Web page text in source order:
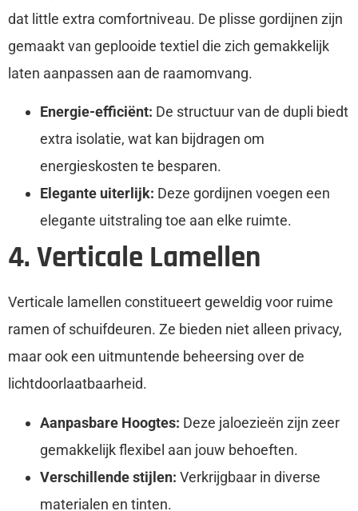
dat little extra comfortniveau. De plisse gordijnen zijn
gemaakt van geplooide textiel die zich gemakkelijk
laten aanpassen aan de raamomvang.
Energie-efficiënt: De structuur van de dupli biedt
extra isolatie, wat kan bijdragen om
energieskosten te besparen.
Elegante uiterlijk: Deze gordijnen voegen een
elegante uitstraling toe aan elke ruimte.
4. Verticale Lamellen
Verticale lamellen constitueert geweldig voor ruime
ramen of schuifdeuren. Ze bieden niet alleen privacy,
maar ook een uitmuntende beheersing over de
lichtdoorlaatbaarheid.
Aanpasbare Hoogtes: Deze jaloezieën zijn zeer
gemakkelijk flexibel aan jouw behoeften.
Verschillende stijlen: Verkrijgbaar in diverse
materialen en tinten.